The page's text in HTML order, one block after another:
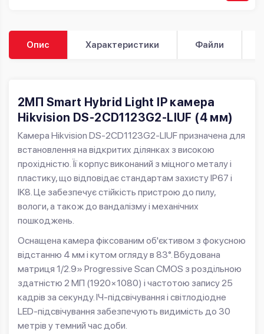
Опис Характеристики Файли
2MП Smart Hybrid Light IP камера
Hikvision DS-2CD1123G2-LIUF (4 мм)
Камера Hikvision DS-2CD1123G2-LIUF призначена для
встановлення на відкритих ділянках з високою
прохідністю. Її корпус виконаний з міцного металу і
пластику, що відповідає стандартам захисту IP67 і
IK8. Це забезпечує стійкість пристрою до пилу,
вологи, а також до вандалізму і механічних
пошкоджень.
Оснащена камера фіксованим об'єктивом з фокусною
відстанню 4 мм і кутом огляду в 83°. Вбудована
матриця 1/2.9» Progressive Scan CMOS з роздільною
здатністю 2 МП (1920×1080) і частотою запису 25
кадрів за секунду. ІЧ-підсвічування і світлодіодне
LED-підсвічування забезпечують видимість до 30
метрів у темний час доби.